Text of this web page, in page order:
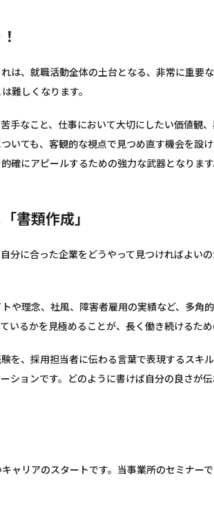
は、就職活動全体の土台となる、非常に重要
難しくなります。
手なこと、仕事において大切にしたい価値観
いても、客観的な視点で見つめ直す機会を設
確にアピールするための強力な武器となりま
書類作成」
分に合った企業をどうやって見つければよい
や理念、社風、障害者雇用の実績など、多角
るかを見極めることが、長く働き続けるため
を、採用担当者に伝わる言葉で表現するスキ
ションです。どのように書けば自分の良さが
ャリアのスタートです。当事業所のセミナー